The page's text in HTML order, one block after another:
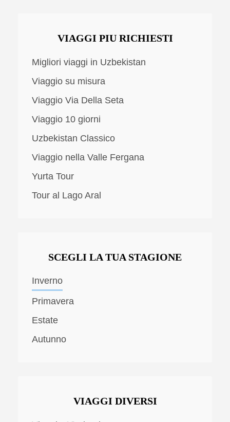
VIAGGI PIU RICHIESTI
Migliori viaggi in Uzbekistan
Viaggio su misura
Viaggio Via Della Seta
Viaggio 10 giorni
Uzbekistan Classico
Viaggio nella Valle Fergana
Yurta Tour
Tour al Lago Aral
SCEGLI LA TUA STAGIONE
Inverno
Primavera
Estate
Autunno
VIAGGI DIVERSI